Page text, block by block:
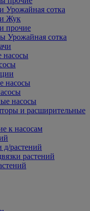
Урожайная сотка
Жук
прочие
Урожайная сотка
насосы
насосы
насосы
и расширительные
к насосам
д/растений
растений